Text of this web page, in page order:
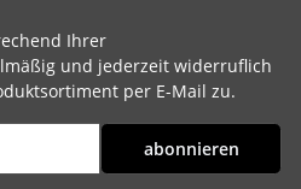
Ihrer
und jederzeit widerruflich
per E-Mail zu.
abonnieren